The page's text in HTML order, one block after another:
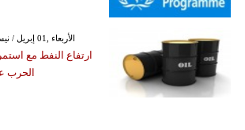
GMT 21:25 2026 الأربعاء ,01 إبريل / نيسان
ارتفاع النفط مع
الحرب